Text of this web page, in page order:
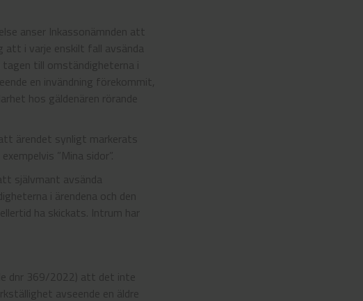
anser Inkassonämnden att
i varje enskilt fall avsända
till omständigheterna i
en invändning förekommit,
hos gäldenären rörande
ärendet synligt markerats
”Mina sidor”.
självmant avsända
i ärendena och den
ha skickats. Intrum har
dnr 369/2022) att det inte
avseende en äldre